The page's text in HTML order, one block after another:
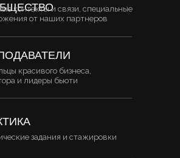
контакты и связи, специальные
от наших партнеров
задания и стажировки
красивого бизнеса,
и лидеры бьюти